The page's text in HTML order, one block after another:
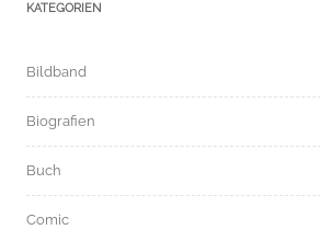
KATEGORIEN
Bildband
Biografien
Buch
Comic